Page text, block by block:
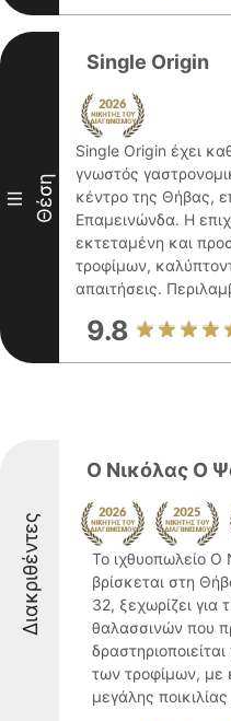
III Θέση
Single Origin
Single Origin έχει
γνωστός
κέντρο της Θήβας,
Επαμεινώνδα. Η
εκτεταμένη και
τροφίμων,
απαιτήσεις.
9.8
Διακριθέντες
Ο Νικόλας Ο
Το ιχθυοπωλείο
βρίσκεται στη
32, ξεχωρίζει για
θαλασσινών που
των τροφίμων, με
μεγάλης ποικιλίας